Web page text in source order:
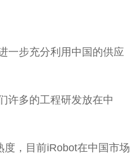
一步充分利用中国的供应
许多的工程研发放在中
，目前iRobot在中国市场